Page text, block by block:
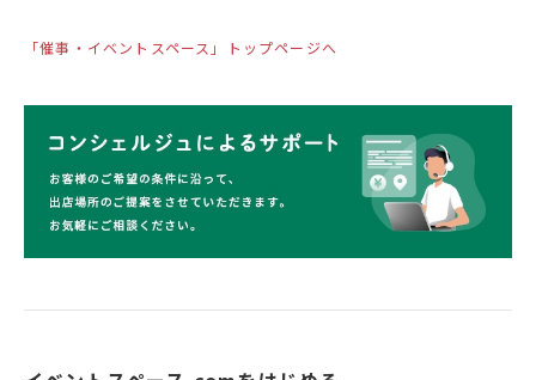
「催事・イベントスペース」トップページへ